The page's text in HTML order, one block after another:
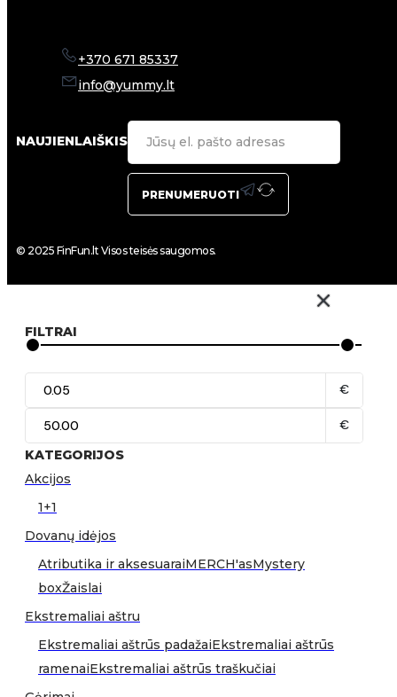
+370 671 85337
info@yummy.lt
NAUJIENLAIŠKIS
PRENUMERUOTI
© 2025 FinFun.lt Visos teisės saugomos.
FILTRAI
€
€
KATEGORIJOS
Akcijos
1+1
Dovanų idėjos
Atributika ir aksesuaraiMERCH'asMystery
boxŽaislai
Ekstremaliai aštru
Ekstremaliai aštrūs padažaiEkstremaliai aštrūs
ramenaiEkstremaliai aštrūs traškučiai